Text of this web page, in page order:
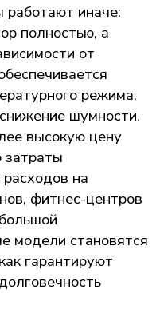
иначе:
полностью, а
от
режима,
шумности.
высокую цену
затраты
на
фитнес-центров
модели становятся
гарантируют